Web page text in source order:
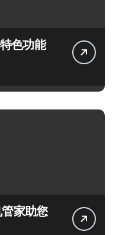
色功能
家助您